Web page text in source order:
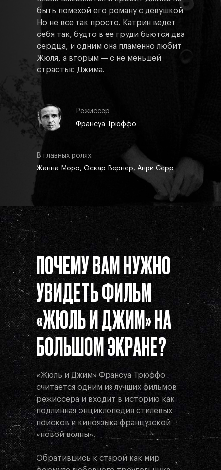
В главных ролях:
Жанна Моро, Оскар Вернер, Анри Серр
Режиссёр
Франсуа Трюффо
быть помехой его роману с девушкой.
Но не все так просто. Катрин ведет
себя так, будто в ее груди бьются два
сердца, и одним она пламенно любит
Жюля, а вторым — с не меньшей
страстью Джима.
ПОЧЕМУ ВАМ НУЖНО
УВИДЕТЬ ФИЛЬМ
«ЖЮЛЬ И ДЖИМ» НА
БОЛЬШОМ ЭКРАНЕ?
«Жюль и Джим» Франсуа Трюффо
считается одним из лучших фильмов
режиссера и входит в историю как
подлинная энциклопедия стилевых
поисков и киноязыка французской
«новой волны».
Обратившись к старой как мир